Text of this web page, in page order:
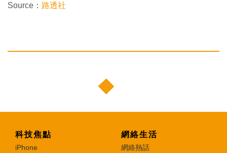
Source： 路透社
科技焦點
iPhone
網絡生活
網絡熱話